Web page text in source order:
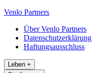
Venlo Partners
Über Venlo Partners
Datenschutzerklärung
Haftungsausschluss
Leben +